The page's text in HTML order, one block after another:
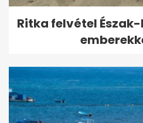
Ritka felvétel